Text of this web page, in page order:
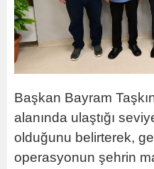
Başkan Bayram
alanında ulaştığı
olduğunu belirterek,
operasyonun şehrin